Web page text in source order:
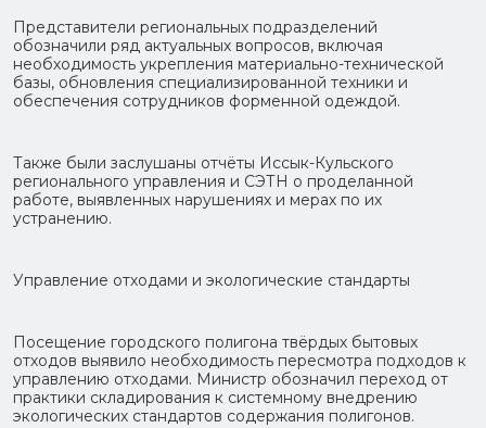
Представители региональных подразделений
обозначили ряд актуальных вопросов, включая
необходимость укрепления материально-технической
базы, обновления специализированной техники и
обеспечения сотрудников форменной одеждой.
Также были заслушаны отчёты Иссык-Кульского
регионального управления и СЭТН о проделанной
работе, выявленных нарушениях и мерах по их
устранению.
Управление отходами и экологические стандарты
Посещение городского полигона твёрдых бытовых
отходов выявило необходимость пересмотра подходов к
управлению отходами. Министр обозначил переход от
практики складирования к системному внедрению
экологических стандартов содержания полигонов.